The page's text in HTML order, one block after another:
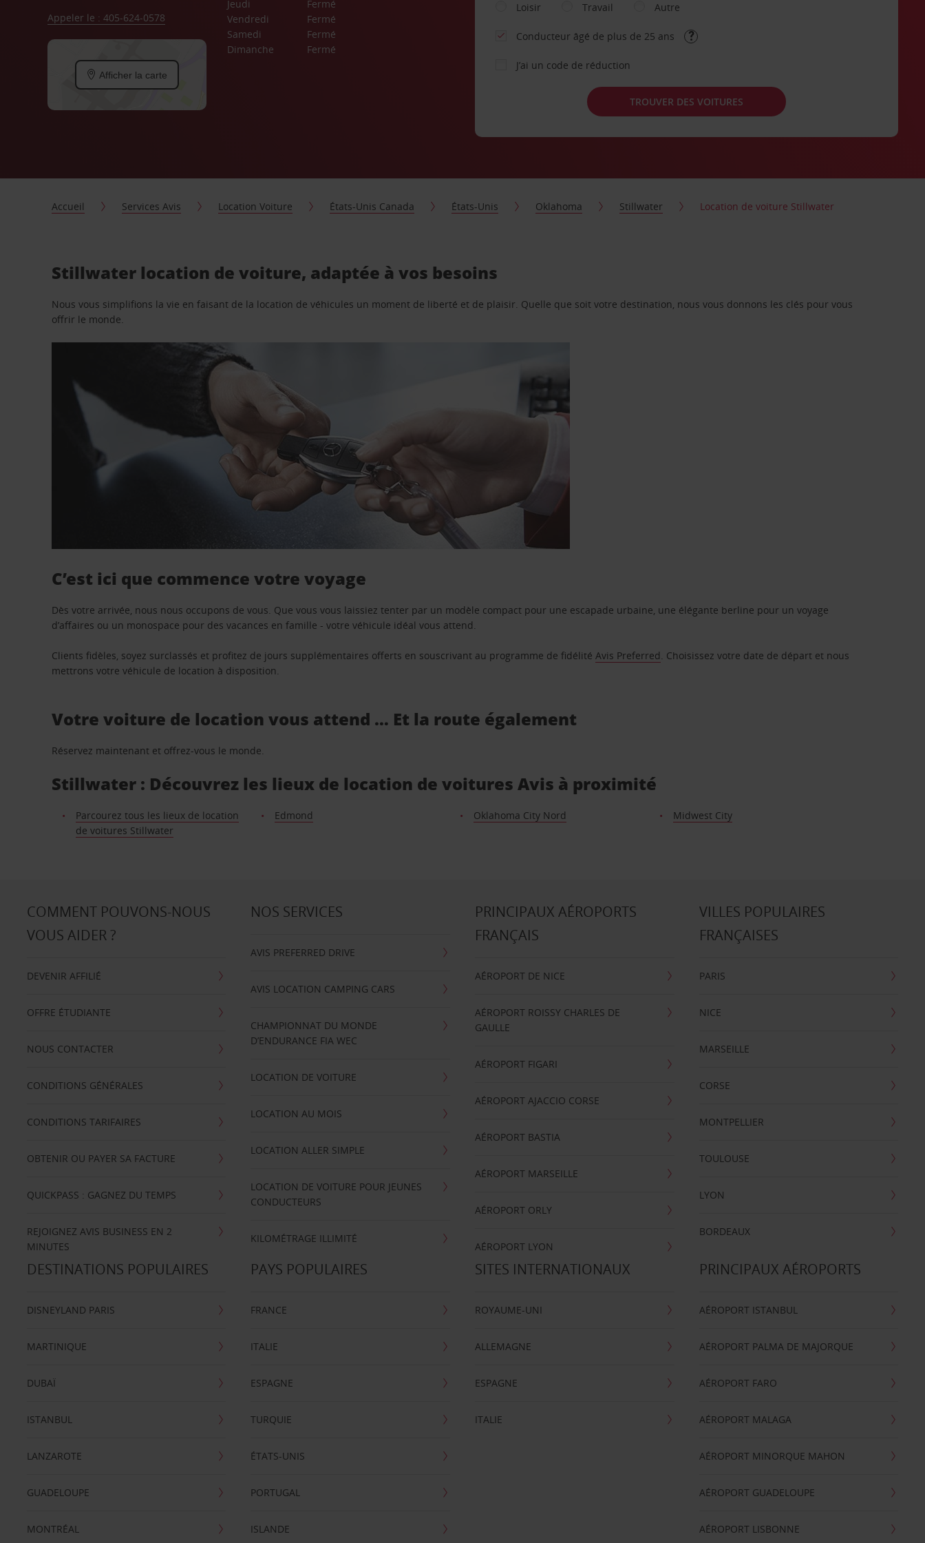
Appeler le : 405-624-0578
Afficher la carte
Jeudi
Fermé
Vendredi
Fermé
Samedi
Fermé
Dimanche
Fermé
Loisir
Travail Autre
Conducteur âgé de plus de 25 ans
J’ai un code de réduction
TROUVER DES VOITURES
Accueil Services Avis Location Voiture États-Unis Canada États-Unis Oklahoma Stillwater Location de voiture Stillwater
Stillwater location de voiture, adaptée à vos besoins
Nous vous simplifions la vie en faisant de la location de véhicules un moment de liberté et de plaisir. Quelle que soit votre destination, nous vous donnons les clés pour vous
offrir le monde.
C’est ici que commence votre voyage
Dès votre arrivée, nous nous occupons de vous. Que vous vous laissiez tenter par un modèle compact pour une escapade urbaine, une élégante berline pour un voyage
d’affaires ou un monospace pour des vacances en famille - votre véhicule idéal vous attend.
Clients fidèles, soyez surclassés et profitez de jours supplémentaires offerts en souscrivant au programme de fidélitéAvis Preferred. Choisissez votre date de départ et nous
mettrons votre véhicule de location à disposition.
Votre voiture de location vous attend … Et la route également
Réservez maintenant et offrez-vous le monde.
Stillwater : Découvrez les lieux de location de voitures Avis à proximité
Parcourez tous les lieux de location
de voitures Stillwater
Edmond Oklahoma City Nord Midwest City
COMMENT POUVONS-NOUS
VOUS AIDER ?
DEVENIR AFFILIÉ
OFFRE ÉTUDIANTE
NOUS CONTACTER
CONDITIONS GÉNÉRALES
CONDITIONS TARIFAIRES
OBTENIR OU PAYER SA FACTURE
QUICKPASS : GAGNEZ DU TEMPS
REJOIGNEZ AVIS BUSINESS EN 2
MINUTES
NOS SERVICES
AVIS PREFERRED DRIVE
AVIS LOCATION CAMPING CARS
CHAMPIONNAT DU MONDE
D’ENDURANCE FIA WEC
LOCATION DE VOITURE
LOCATION AU MOIS
LOCATION ALLER SIMPLE
LOCATION DE VOITURE POUR JEUNES
CONDUCTEURS
KILOMÉTRAGE ILLIMITÉ
PRINCIPAUX AÉROPORTS
FRANÇAIS
AÉROPORT DE NICE
AÉROPORT ROISSY CHARLES DE
GAULLE
AÉROPORT FIGARI
AÉROPORT AJACCIO CORSE
AÉROPORT BASTIA
AÉROPORT MARSEILLE
AÉROPORT ORLY
AÉROPORT LYON
VILLES POPULAIRES
FRANÇAISES
PARIS
NICE
MARSEILLE
CORSE
MONTPELLIER
TOULOUSE
LYON
BORDEAUX
DESTINATIONS POPULAIRES
DISNEYLAND PARIS
MARTINIQUE
DUBAÏ
ISTANBUL
LANZAROTE
GUADELOUPE
MONTRÉAL
PAYS POPULAIRES
FRANCE
ITALIE
ESPAGNE
TURQUIE
ÉTATS-UNIS
PORTUGAL
ISLANDE
SITES INTERNATIONAUX
ROYAUME-UNI
ALLEMAGNE
ESPAGNE
ITALIE
PRINCIPAUX AÉROPORTS
AÉROPORT ISTANBUL
AÉROPORT PALMA DE MAJORQUE
AÉROPORT FARO
AÉROPORT MALAGA
AÉROPORT MINORQUE MAHON
AÉROPORT GUADELOUPE
AÉROPORT LISBONNE